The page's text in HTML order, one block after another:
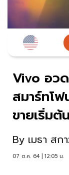
Vivo อว
สมาร์ทโฟ
ขายเริ่มต้
By เมธา สก
07 ต.ค. 64 | 12:05 น.